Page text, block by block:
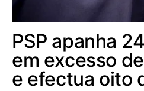
PSP apanha
em excesso
e efectua oito